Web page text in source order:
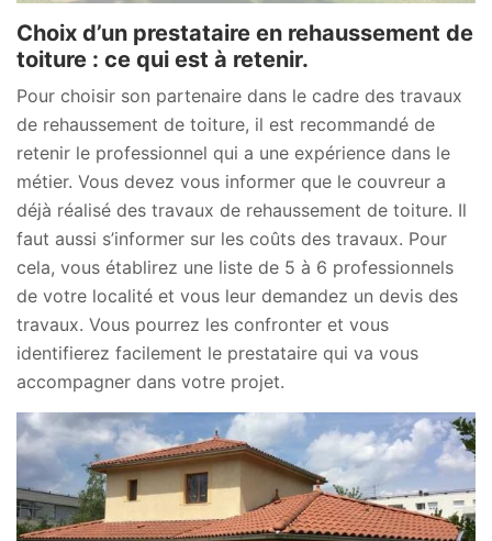
Choix d’un prestataire en rehaussement de
toiture : ce qui est à retenir.
Pour choisir son partenaire dans le cadre des travaux
de rehaussement de toiture, il est recommandé de
retenir le professionnel qui a une expérience dans le
métier. Vous devez vous informer que le couvreur a
déjà réalisé des travaux de rehaussement de toiture. Il
faut aussi s’informer sur les coûts des travaux. Pour
cela, vous établirez une liste de 5 à 6 professionnels
de votre localité et vous leur demandez un devis des
travaux. Vous pourrez les confronter et vous
identifierez facilement le prestataire qui va vous
accompagner dans votre projet.